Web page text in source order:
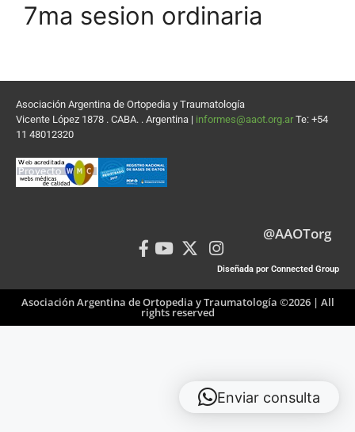
7ma sesion ordinaria
Asociación Argentina de Ortopedia y Traumatología
Vicente López 1878 . CABA. . Argentina | informes@aaot.org.ar Te: +54
11 48012320
@AAOTorg
Diseñada por Connected Group
Asociación Argentina de Ortopedia y Traumatología ©2026 | All
rights reserved
Enviar consulta